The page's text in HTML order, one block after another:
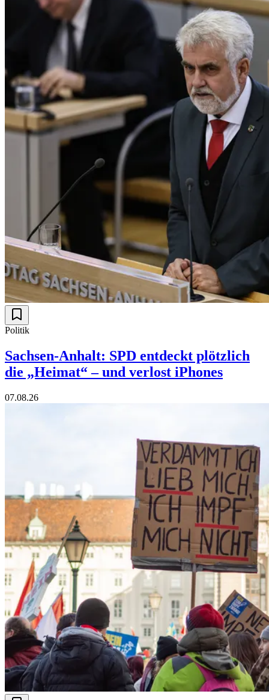
Politik
Sachsen-Anhalt: SPD entdeckt plötzlich
die „Heimat“ – und verlost iPhones
07.08.26